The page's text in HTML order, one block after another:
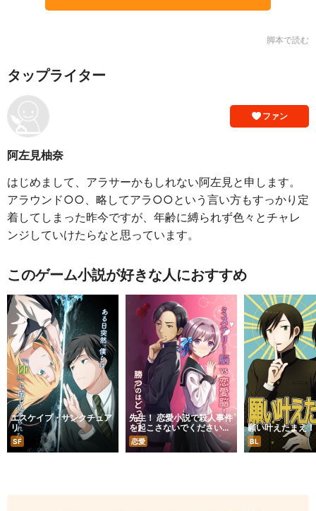
脚本で読む
タップライター
ファン
阿左見柚奈
はじめまして、アラサーかもしれない阿左見と申します。
アラウンド○○、略してアラ○○という言い方もすっかり定
着してしまった昨今ですが、年齢に縛られず色々とチャレ
ンジしていけたらなと思っています。
このゲーム小説が好きな人におすすめ
エスケイプ・サンクチュア
リ
SF
先生！ 恋愛小説で殺人事件
を起こさないでください
っ！
恋愛
願い叶えたまえ！
BL